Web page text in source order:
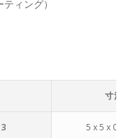
ィング）
寸法
5 x 5 x 0.5